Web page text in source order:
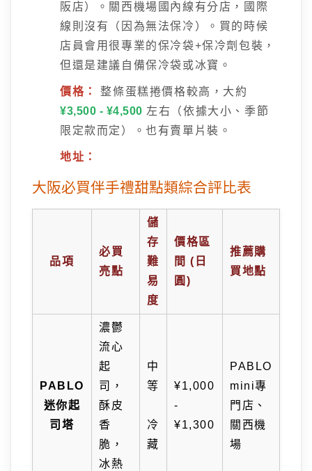
阪店）。關西機場國內線有分店，國際
線則沒有（因為無法保冷）。買的時候
店員會用很專業的保冷袋+保冷劑包裝，
但還是建議自備保冷袋或冰寶。
價格：
整條蛋糕捲價格較高，大約
¥3,500 - ¥4,500 左右（依據大小、季節
限定款而定）。也有賣單片裝。
地址：
大阪必買伴手禮甜點類綜合評比表
品項
必買
亮點
儲
存
難
易
度
價格區
間 (日
圓)
推薦購
買地點
PABLO
迷你起
司塔
濃鬱
流心
起
司，
酥皮
香
脆，
冰熱
中
等
冷
藏
¥1,000
-
¥1,300
PABLO
mini專
門店、
關西機
場